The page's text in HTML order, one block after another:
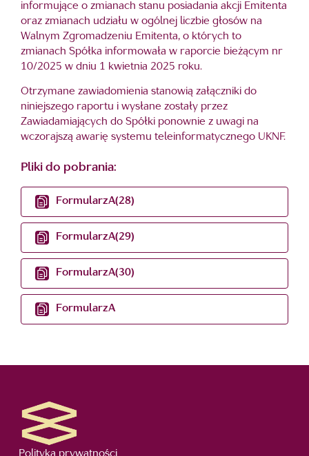
informujące o zmianach stanu posiadania akcji Emitenta
oraz zmianach udziału w ogólnej liczbie głosów na
Walnym Zgromadzeniu Emitenta, o których to
zmianach Spółka informowała w raporcie bieżącym nr
10/2025 w dniu 1 kwietnia 2025 roku.
Otrzymane zawiadomienia stanowią załączniki do
niniejszego raportu i wysłane zostały przez
Zawiadamiających do Spółki ponownie z uwagi na
wczorajszą awarię systemu teleinformatycznego UKNF.
Pliki do pobrania:
FormularzA(28)
FormularzA(29)
FormularzA(30)
FormularzA